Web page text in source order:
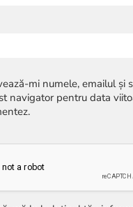
mi numele, emailul și
navigator pentru data